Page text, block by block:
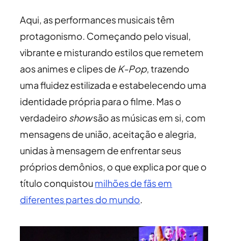
Aqui, as performances musicais têm
protagonismo. Começando pelo visual,
vibrante e misturando estilos que remetem
aos animes e clipes de K-Pop, trazendo
uma fluidez estilizada e estabelecendo uma
identidade própria para o filme. Mas o
verdadeiro showsão as músicas em si, com
mensagens de união, aceitação e alegria,
unidas à mensagem de enfrentar seus
próprios demônios, o que explica por que o
título conquistou milhões de fãs em
diferentes partes do mundo.